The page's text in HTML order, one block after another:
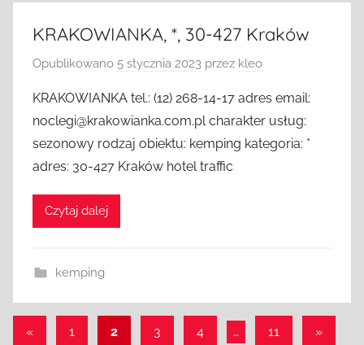
KRAKOWIANKA, *, 30-427 Kraków
Opublikowano 5 stycznia 2023 przez kleo
KRAKOWIANKA tel.: (12) 268-14-17 adres email:
noclegi@krakowianka.com.pl charakter usług:
sezonowy rodzaj obiektu: kemping kategoria: *
adres: 30-427 Kraków hotel traffic
Czytaj dalej
kemping
Stronicowanie
«Poprzednie
1 2 3 4 … 11 »